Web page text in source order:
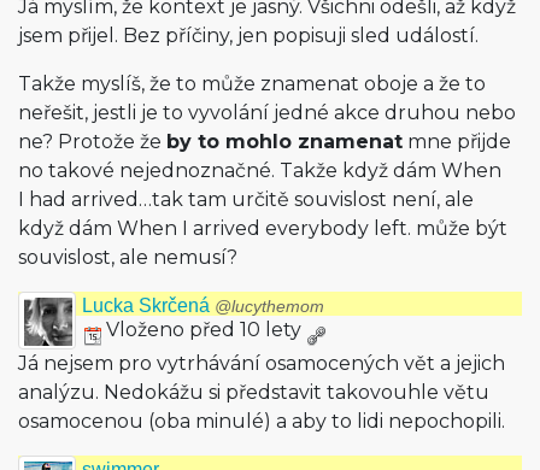
Já myslím, že kontext je jasný. Všichni odešli, až když
jsem přijel. Bez příčiny, jen popisuji sled událostí.
Takže myslíš, že to může znamenat oboje a že to
neřešit, jestli je to vyvolání jedné akce druhou nebo
ne? Protože že by to mohlo znamenat mne přijde
no takové nejednoznačné. Takže když dám When
I had arrived…tak tam určitě souvislost není, ale
když dám When I arrived everybody left. může být
souvislost, ale nemusí?
Lucka Skrčená @lucythemom
Vloženo před 10 lety
Já nejsem pro vytrhávání osamocených vět a jejich
analýzu. Nedokážu si představit takovouhle větu
osamocenou (oba minulé) a aby to lidi nepochopili.